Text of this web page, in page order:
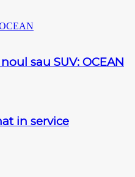
sau SUV: OCEAN
in service